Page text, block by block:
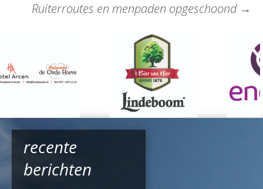
Ruiterroutes en menpaden opgeschoond →
recente
berichten